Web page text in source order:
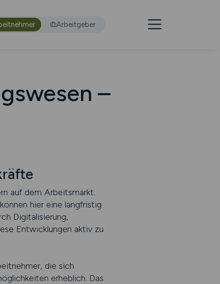
Arbeitgeber
–
auf dem Arbeitsmarkt.
hier eine langfristig
Digitalisierung,
Entwicklungen aktiv zu
die sich
erheblich. Das